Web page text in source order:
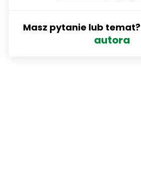
Masz pytanie lub temat?
autora